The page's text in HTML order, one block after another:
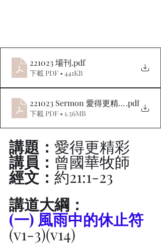
221023 場刊.pdf
下載 PDF • 441KB
221023 Sermon 愛得更精彩.pdf
下載 PDF • 1.56MB
講題： 愛得更精彩
講員： 曾國華牧師
經文： 約21:1-23
講道大綱：
(一) 風雨中的休止符
(v1-3)(v14)